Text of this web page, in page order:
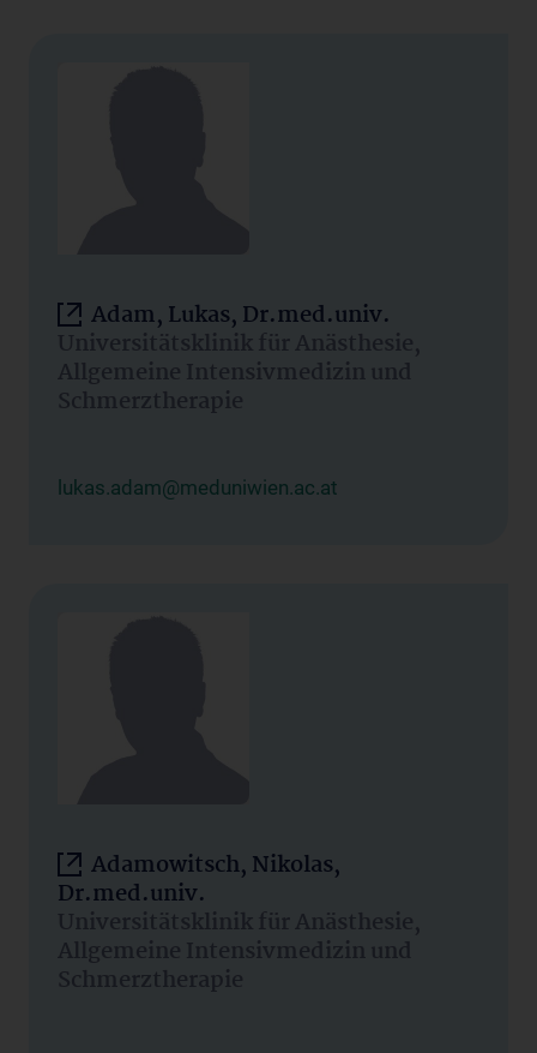
Adam, Lukas, Dr.med.univ.
Universitätsklinik für Anästhesie,
Allgemeine Intensivmedizin und
Schmerztherapie
lukas.adam@meduniwien.ac.at
Adamowitsch, Nikolas,
Dr.med.univ.
Universitätsklinik für Anästhesie,
Allgemeine Intensivmedizin und
Schmerztherapie